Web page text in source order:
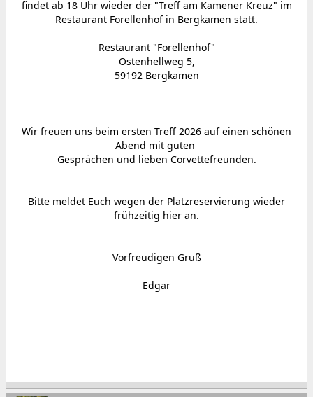
findet ab 18 Uhr wieder der "Treff am Kamener Kreuz" im
Restaurant Forellenhof in Bergkamen statt.
Restaurant "Forellenhof"
Ostenhellweg 5,
59192 Bergkamen
Wir freuen uns beim ersten Treff 2026 auf einen schönen
Abend mit guten
Gesprächen und lieben Corvettefreunden.
Bitte meldet Euch wegen der Platzreservierung wieder
frühzeitig hier an.
Vorfreudigen Gruß
Edgar